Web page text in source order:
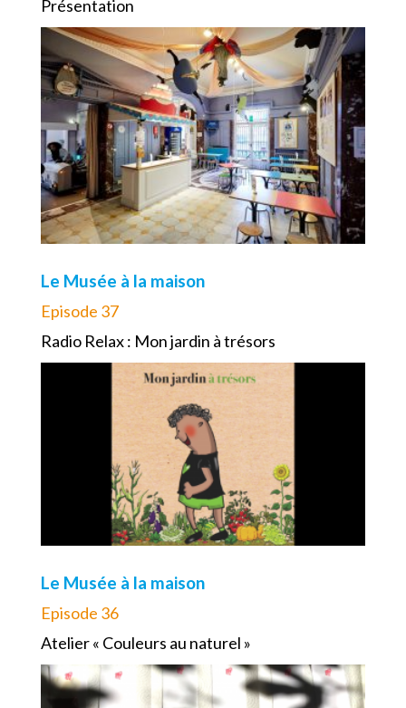
Présentation
Le Musée à la maison
Episode 37
Radio Relax : Mon jardin à trésors
Le Musée à la maison
Episode 36
Atelier « Couleurs au naturel »